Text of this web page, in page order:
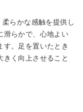
らかな感触を提供し
滑らかで、心地よい
。足を置いたとき
く向上させること